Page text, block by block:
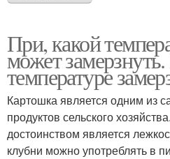
При, какой
может
температуре
Картошка является одним из
продуктов сельского
достоинством является
клубни можно употреблять в